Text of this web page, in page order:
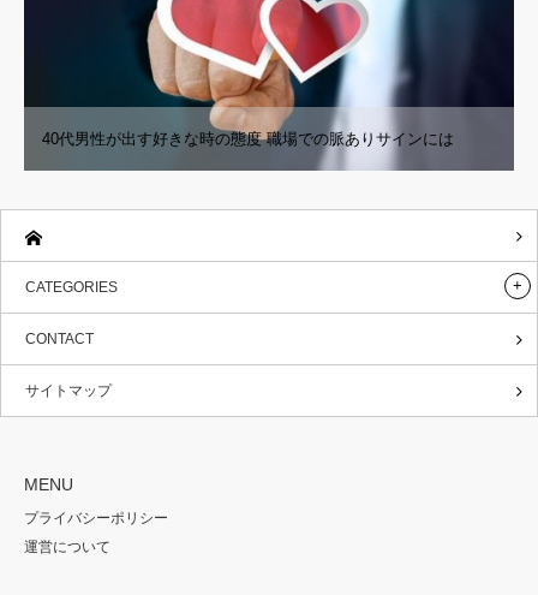
40代男性が出す好きな時の態度 職場での脈ありサインには
CATEGORIES
CONTACT
サイトマップ
MENU
プライバシーポリシー
運営について